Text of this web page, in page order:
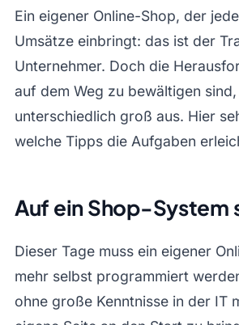
Ein eigener Online-Shop, der
Umsätze einbringt: das ist der
Unternehmer. Doch die
auf dem Weg zu bewältigen
unterschiedlich groß aus. Hier
welche Tipps die Aufgaben
Auf ein Shop-System
Dieser Tage muss ein eigener
mehr selbst programmiert
ohne große Kenntnisse in der IT